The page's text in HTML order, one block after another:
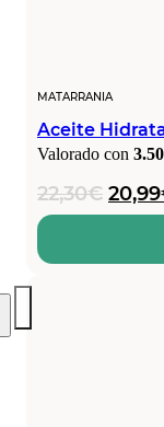
MATARRANIA
Aceite
Valorado con 3.50
22,30€ El
era:
20,99